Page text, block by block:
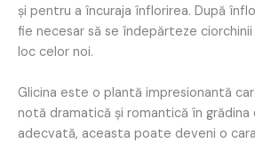
și pentru a încuraja înflorirea. După
fie necesar să se îndepărteze
loc celor noi.
Glicina este o plantă impresionantă
notă dramatică și romantică în grădina
adecvată, aceasta poate deveni o